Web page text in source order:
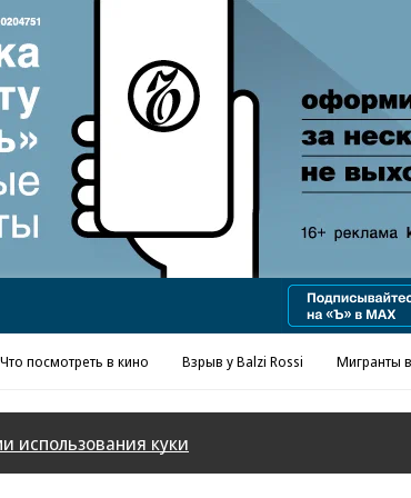
Реклама в «Ъ» www.kommersant.ru/ad
Что посмотреть в кино Взрыв у Balzi Rossi Мигранты
использования куки